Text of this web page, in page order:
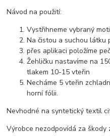
Návod na použití:
Vystřihneme vybraný
Na čistou a suchou látku
přes aplikaci položíme
Žehličku nastavíme na
tlakem 10-15 vteřin
Necháme 5 vteřin
horní fólii.
Nevhodné na syntetický textil
Výrobce nezodpovídá za